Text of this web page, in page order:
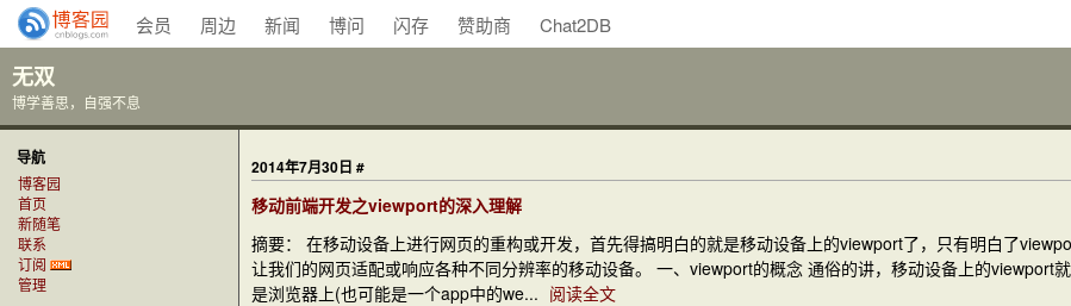
会员 周边 新闻 博问 闪存 赞助商 Chat2DB
无双
博学善思，自强不息
导航
博客园
首页
新随笔
联系
订阅
管理
2014年7月30日 #
移动前端开发之viewport的深入理解
摘要： 在移动设备上进行网页的重构或开发，首先得搞明白的就是移动设备上的viewport了，只有明白了
让我们的网页适配或响应各种不同分辨率的移动设备。 一、viewport的概念 通俗的讲，移动设备上的viewport
是浏览器上(也可能是一个app中的we... 阅读全文